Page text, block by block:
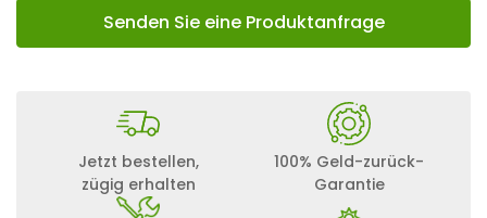
Senden Sie eine Produktanfrage
Jetzt bestellen,
zügig erhalten
100% Geld-zurück-
Garantie